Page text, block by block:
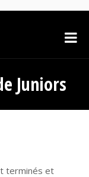
Juniors
terminés et